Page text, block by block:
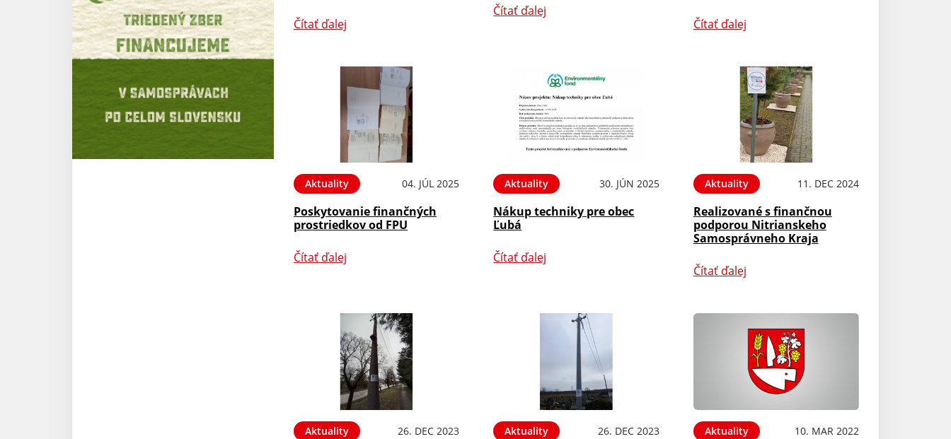
Čítať ďalej
Čítať ďalej
Čítať ďalej
Aktuality 04. JÚL 2025
Poskytovanie finančných
prostriedkov od FPU
Čítať ďalej
Aktuality 30. JÚN 2025
Nákup techniky pre obec
Ľubá
Čítať ďalej
Aktuality 11. DEC 2024
Realizované s finančnou
podporou Nitrianskeho
Samosprávneho Kraja
Čítať ďalej
Aktuality 26. DEC 2023 Aktuality 26. DEC 2023 Aktuality 10. MAR 2022